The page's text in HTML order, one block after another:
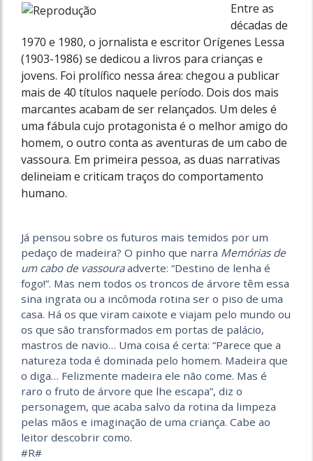
Entre as
décadas de
1970 e 1980, o jornalista e escritor Orígenes Lessa
(1903-1986) se dedicou a livros para crianças e
jovens. Foi prolífico nessa área: chegou a publicar
mais de 40 títulos naquele período. Dois dos mais
marcantes acabam de ser relançados. Um deles é
uma fábula cujo protagonista é o melhor amigo do
homem, o outro conta as aventuras de um cabo de
vassoura. Em primeira pessoa, as duas narrativas
delineiam e criticam traços do comportamento
humano.
Já pensou sobre os futuros mais temidos por um
pedaço de madeira? O pinho que narra Memórias de
um cabo de vassouraadverte: “Destino de lenha é
fogo!”. Mas nem todos os troncos de árvore têm essa
sina ingrata ou a incômoda rotina ser o piso de uma
casa. Há os que viram caixote e viajam pelo mundo ou
os que são transformados em portas de palácio,
mastros de navio… Uma coisa é certa: “Parece que a
natureza toda é dominada pelo homem. Madeira que
o diga… Felizmente madeira ele não come. Mas é
raro o fruto de árvore que lhe escapa”, diz o
personagem, que acaba salvo da rotina da limpeza
pelas mãos e imaginação de uma criança. Cabe ao
leitor descobrir como.
#R#